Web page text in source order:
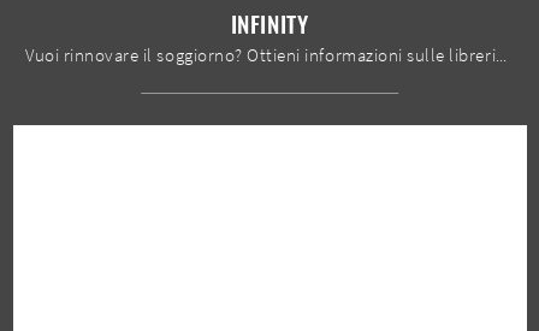
INFINITY
Vuoi rinnovare il soggiorno? Ottieni informazioni sulle librerie design a muro e arreda i tuoi interni con il modello Infinity.